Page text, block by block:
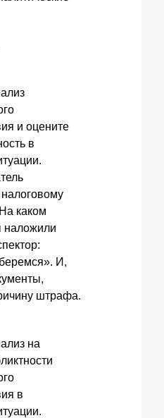
и оцените
в
каком
наложили
И,
штрафа.
на
в